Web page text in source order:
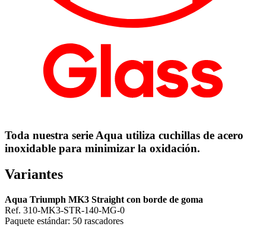
Toda nuestra serie Aqua utiliza cuchillas de acero
inoxidable para minimizar la oxidación.
Variantes
Aqua Triumph MK3 Straight con borde de goma
Ref. 310-MK3-STR-140-MG-0
Paquete estándar: 50 rascadores